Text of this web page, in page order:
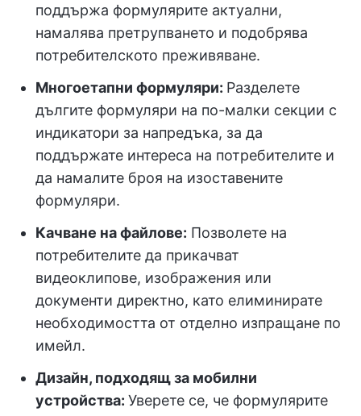
поддържа формулярите актуални,
намалява претрупването и подобрява
потребителското преживяване.
Многоетапни формуляри: Разделете
дългите формуляри на по-малки секции с
индикатори за напредъка, за да
поддържате интереса на потребителите и
да намалите броя на изоставените
формуляри.
Качване на файлове: Позволете на
потребителите да прикачват
видеоклипове, изображения или
документи директно, като елиминирате
необходимостта от отделно изпращане по
имейл.
Дизайн, подходящ за мобилни
устройства: Уверете се, че формулярите